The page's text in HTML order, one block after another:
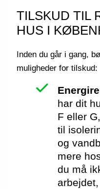
TILSKUD TIL
HUS I
Inden du går i gang,
muligheder for tilskud:
har dit
F eller
til
og
mere
du må